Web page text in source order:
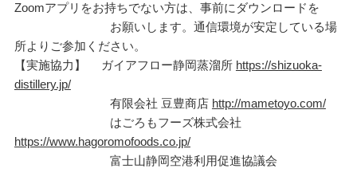
Zoomアプリをお持ちでない方は、事前にダウンロードを
お願いします。通信環境が安定している場
所よりご参加ください。
【実施協力】 ガイアフロー静岡蒸溜所 https://shizuoka-
distillery.jp/
有限会社 豆豊商店 http://mametoyo.com/
はごろもフーズ株式会社
https://www.hagoromofoods.co.jp/
富士山静岡空港利用促進協議会